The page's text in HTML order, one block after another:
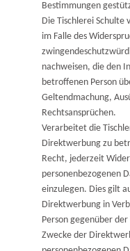
Bestimmungen
Die Tischlerei
im Falle des
nachweisen, die den
betroffenen Person
Geltendmachung,
Rechtsansprüchen.
Verarbeitet die
Direktwerbung zu
Recht, jederzeit
personenbezogenen
einzulegen. Dies gilt
Direktwerbung in
Person gegenüber
Zwecke der